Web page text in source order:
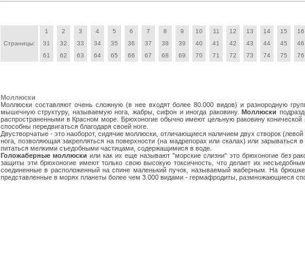
Страницы:
1 2 3 4 5 6 7 8 9 10 11 12 13 14 15 16
31
32 33 34 35 36 37 38 39 40 41 42 43 44 45 46
61
62 63 64 65 66 67 68 69 70 71 72 73 74 75 76
Моллюски
Моллюски составляют очень сложную (в нее входят более 80.000 видов) и разнородную
мышечную структуру, называемую нога, жабры, сифон и иногда раковину.Моллюски
распространенными в Красном море. Брюхоногие обычно имеют цельную раковину
способны передвигаться благодаря своей ноге.
Двустворчатые - это наоборот, сидячие моллюски, отличающиеся наличием двух створок
нога, позволяющая закрепляться на поверхности (на мадрепорах или скалах) или
питаться мелкими съедобными частицами, содержащимися в воде.
Голожаберные моллюски или как их еще называют "морские слизни" это брюхоногие без
защиты эти брюхоногие имеют только свою высокую токсичность, что делает их
соединенные в расположенный на спине маленький пучок, называемый жаберным. На
представленные в морях планеты более чем 3.000 видами - гермафродиты, размножающиеся